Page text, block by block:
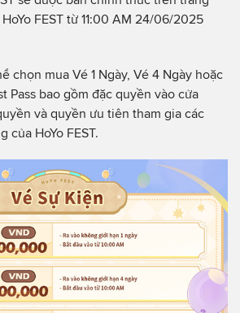
FEST từ 11:00 AM 24/06/2025
chọn mua Vé 1 Ngày, Vé 4 Ngày hoặc
Pass bao gồm đặc quyền vào cửa
và quyền ưu tiên tham gia các
của HoYo FEST.